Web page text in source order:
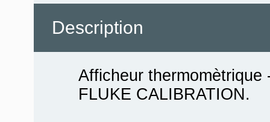
Description
Afficheur thermomètrique
FLUKE CALIBRATION.